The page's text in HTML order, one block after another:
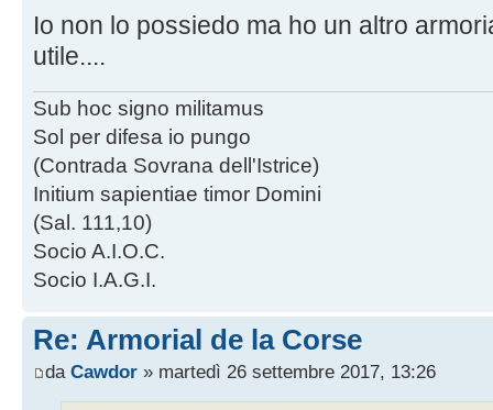
Io non lo possiedo ma ho un altro
utile....
Sub hoc signo militamus
Sol per difesa io pungo
(Contrada Sovrana dell'Istrice)
Initium sapientiae timor Domini
(Sal. 111,10)
Socio A.I.O.C.
Socio I.A.G.I.
Re: Armorial de la Corse
da Cawdor » martedì 26 settembre 2017, 13:26